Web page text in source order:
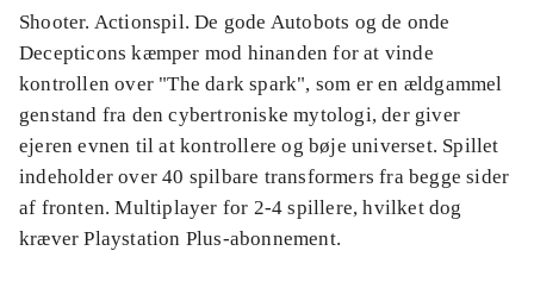
Shooter. Actionspil. De gode Autobots og de onde
Decepticons kæmper mod hinanden for at vinde
kontrollen over "The dark spark", som er en ældgammel
genstand fra den cybertroniske mytologi, der giver
ejeren evnen til at kontrollere og bøje universet. Spillet
indeholder over 40 spilbare transformers fra begge sider
af fronten. Multiplayer for 2-4 spillere, hvilket dog
kræver Playstation Plus-abonnement.